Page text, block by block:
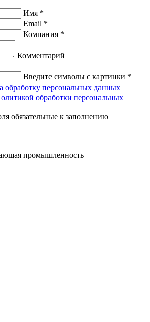
Имя *
Email *
Компания *
Комментарий
Введите символы с картинки *
обработку персональных данных
обработки персональных
обязательные к заполнению
промышленность